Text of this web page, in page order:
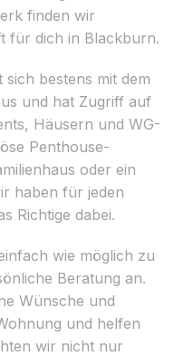
finden wir
für dich in Blackburn.
bestens mit dem
und hat Zugriff auf
Häusern und WG-
Penthouse-
oder ein
haben für jeden
Richtige dabei.
wie möglich zu
Beratung an.
Wünsche und
und helfen
wir nicht nur